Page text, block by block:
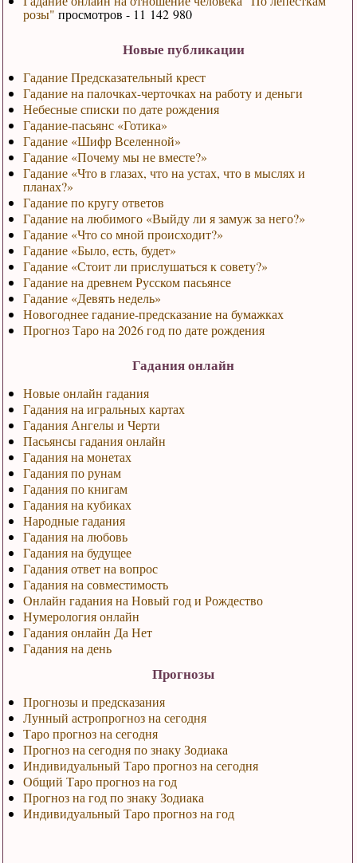
розы" просмотров - 11 142 980
Новые публикации
Гадание Предсказательный крест
Гадание на палочках-черточках на работу и деньги
Небесные списки по дате рождения
Гадание-пасьянс «Готика»
Гадание «Шифр Вселенной»
Гадание «Почему мы не вместе?»
Гадание «Что в глазах, что на устах, что в мыслях и
планах?»
Гадание по кругу ответов
Гадание на любимого «Выйду ли я замуж за него?»
Гадание «Что со мной происходит?»
Гадание «Было, есть, будет»
Гадание «Стоит ли прислушаться к совету?»
Гадание на древнем Русском пасьянсе
Гадание «Девять недель»
Новогоднее гадание-предсказание на бумажках
Прогноз Таро на 2026 год по дате рождения
Гадания онлайн
Новые онлайн гадания
Гадания на игральных картах
Гадания Ангелы и Черти
Пасьянсы гадания онлайн
Гадания на монетах
Гадания по рунам
Гадания по книгам
Гадания на кубиках
Народные гадания
Гадания на любовь
Гадания на будущее
Гадания ответ на вопрос
Гадания на совместимость
Онлайн гадания на Новый год и Рождество
Нумерология онлайн
Гадания онлайн Да Нет
Гадания на день
Прогнозы
Прогнозы и предсказания
Лунный астропрогноз на сегодня
Таро прогноз на сегодня
Прогноз на сегодня по знаку Зодиака
Индивидуальный Таро прогноз на сегодня
Общий Таро прогноз на год
Прогноз на год по знаку Зодиака
Индивидуальный Таро прогноз на год